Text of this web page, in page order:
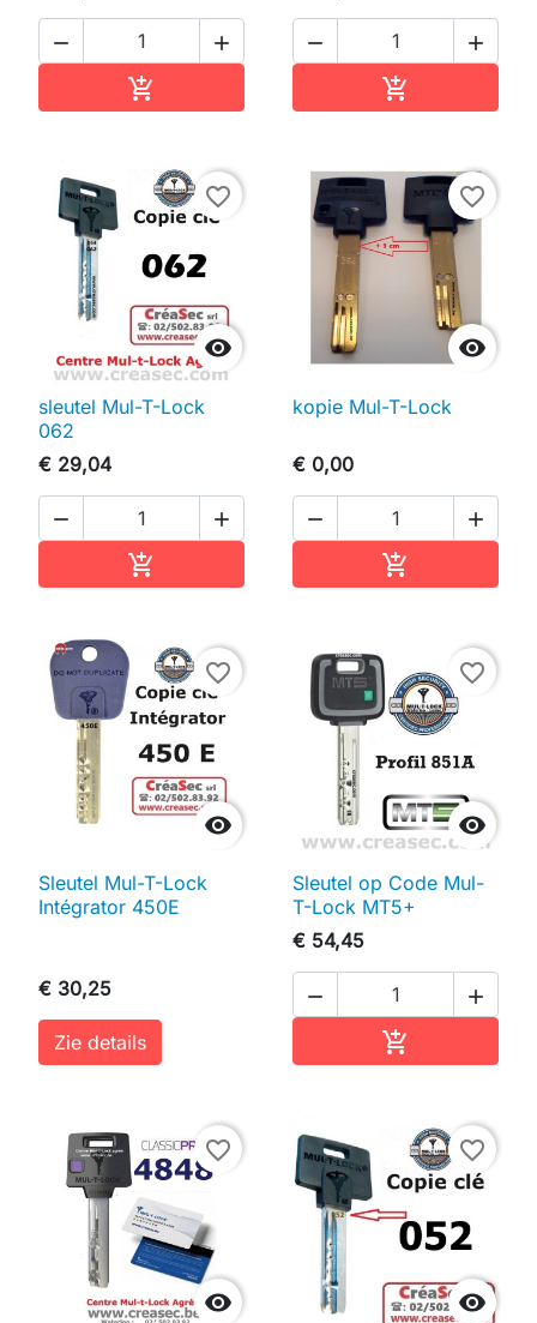
 

 


favorite_border
sleutel Mul-T-Lock
062
€ 29,04
 


favorite_border
kopie Mul-T-Lock
€ 0,00
 


favorite_border
Sleutel Mul-T-Lock
Intégrator 450E
€ 30,25
Zie details

favorite_border
Sleutel op Code Mul-
T-Lock MT5+
€ 54,45
 


favorite_border

favorite_border